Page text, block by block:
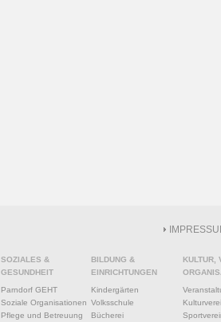
SOZIALES &
GESUNDHEIT
Parndorf GEHT
Soziale Organisationen
Pflege und Betreuung
BILDUNG &
EINRICHTUNGEN
Kindergärten
Volksschule
Bücherei
KULTUR,